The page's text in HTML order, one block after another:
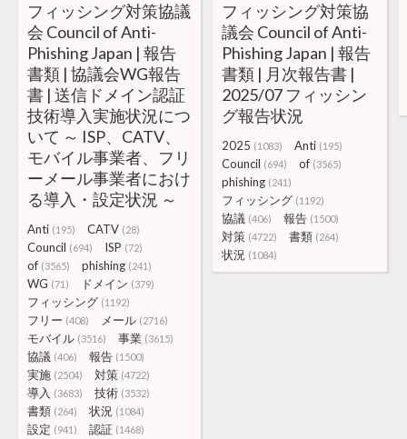
フィッシング対策協議
会 Council of Anti-
Phishing Japan | 報告
書類 | 協議会WG報告
書 | 送信ドメイン認証
技術導入実施状況につ
いて ～ ISP、CATV、
モバイル事業者、フリ
ーメール事業者におけ
る導入・設定状況 ～
Anti (195) CATV (28)
Council (694) ISP (72)
of (3565) phishing (241)
WG (71) ドメイン (379)
フィッシング (1192)
フリー (408) メール (2716)
モバイル (3516) 事業 (3615)
協議 (406) 報告 (1500)
実施 (2504) 対策 (4722)
導入 (3683) 技術 (3532)
書類 (264) 状況 (1084)
設定 (941) 認証 (1468)
フィッシング対策協
議会 Council of Anti-
Phishing Japan | 報告
書類 | 月次報告書 |
2025/07 フィッシン
グ報告状況
2025 (1083) Anti (195)
Council (694) of (3565)
phishing (241)
フィッシング (1192)
協議 (406) 報告 (1500)
対策 (4722) 書類 (264)
状況 (1084)